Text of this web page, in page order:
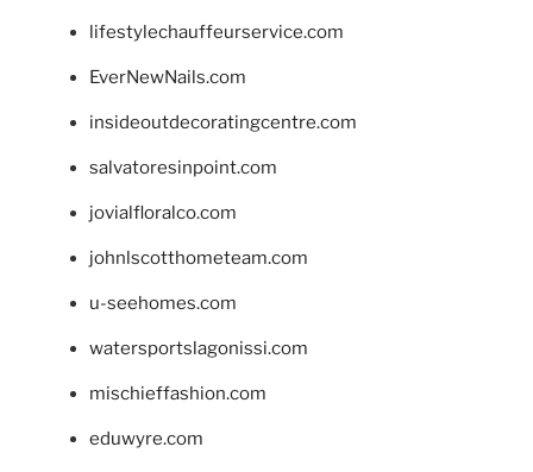
lifestylechauffeurservice.com
EverNewNails.com
insideoutdecoratingcentre.com
salvatoresinpoint.com
jovialfloralco.com
johnlscotthometeam.com
u-seehomes.com
watersportslagonissi.com
mischieffashion.com
eduwyre.com